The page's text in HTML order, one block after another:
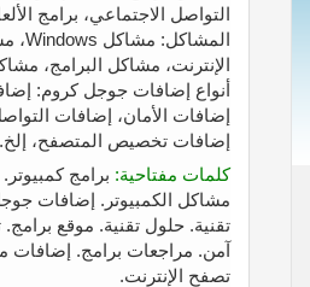
التواصل الاجتماعي، برامج
الإنترنت، مشاكل البرامج،
أنواع إضافات جوجل كروم:
إضافات الأمان، إضافات
إضافات تخصيص المتصفح، إلخ.
كلمات مفتاحية: برامج
مشاكل الكمبيوتر. إضافات
تقنية. حلول تقنية. موقع
آمن. مراجعات برامج. إضافات
تصفح الإنترنت.